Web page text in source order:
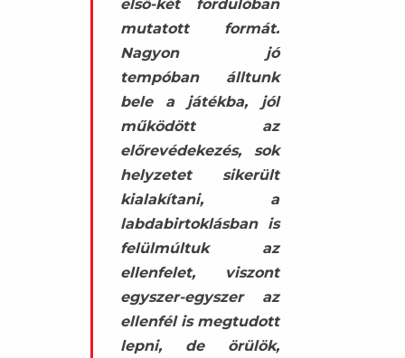
első-két fordulóban
mutatott formát.
Nagyon jó
tempóban álltunk
bele a játékba, jól
működött az
előrevédekezés, sok
helyzetet sikerült
kialakítani, a
labdabirtoklásban is
felülmúltuk az
ellenfelet, viszont
egyszer-egyszer az
ellenfél is megtudott
lepni, de örülök,